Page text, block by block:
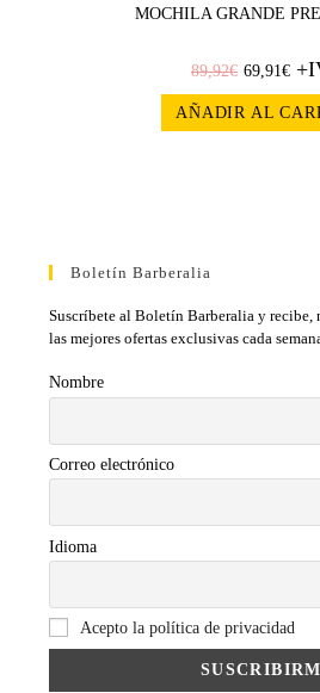
Boletín Barberalia
Suscríbete al Boletín Barberalia y recibe,
las mejores ofertas exclusivas cada
Nombre
Correo electrónico
Idioma
Acepto la política de privacidad
MOCHILA GRANDE
89,92€ 69,91 €
AÑADIR AL